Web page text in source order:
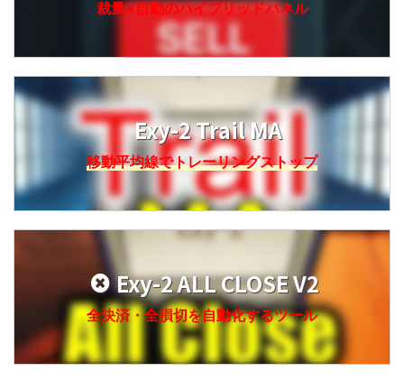
裁量×自動のハイブリッドパネル
Exy-2 Trail MA
移動平均線でトレーリングストップ
Exy-2 ALL CLOSE V2
全決済・全損切を自動化するツール